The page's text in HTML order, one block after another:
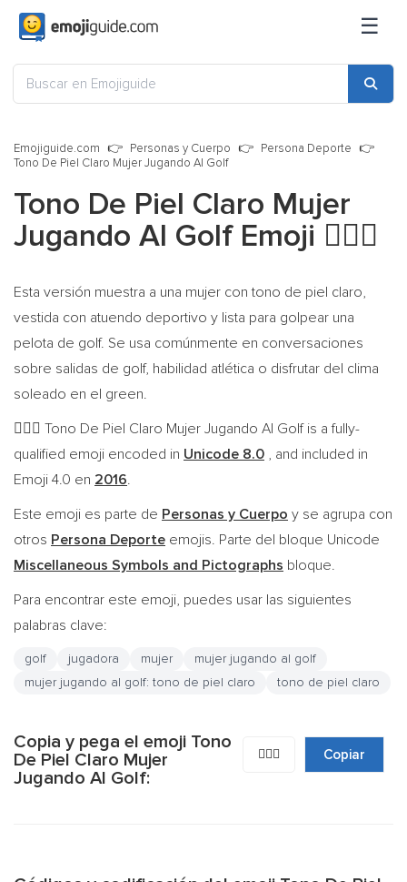
☰
Emojiguide.com Personas y Cuerpo
Persona Deporte
Tono De Piel Claro Mujer Jugando Al Golf
Tono De Piel Claro Mujer
Jugando Al Golf Emoji 🏌🏻‍♀️
Esta versión muestra a una mujer con tono de piel claro,
vestida con atuendo deportivo y lista para golpear una
pelota de golf. Se usa comúnmente en conversaciones
sobre salidas de golf, habilidad atlética o disfrutar del clima
soleado en el green.
🏌🏻‍♀️ Tono De Piel Claro Mujer Jugando Al Golf is a fully-
qualified emoji encoded in Unicode 8.0 , and included in
Emoji 4.0 en 2016.
Este emoji es parte de Personas y Cuerpo y se agrupa con
otros Persona Deporte emojis. Parte del bloque Unicode
Miscellaneous Symbols and Pictographs bloque.
Para encontrar este emoji, puedes usar las siguientes
palabras clave:
golf jugadora mujer
mujer jugando al golf
mujer jugando al golf: tono de piel claro
tono de piel claro
Copia y pega el emoji Tono
De Piel Claro Mujer
Jugando Al Golf:
🏌🏻‍♀️ Copiar